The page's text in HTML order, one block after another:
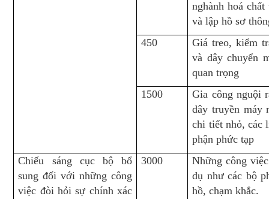
nghành hoá
và lập hồ sơ
450
Giá treo, kiểm
và dây chuyển
quan trọng
1500
Gia công nguội
dây truyền máy
chi tiết nhỏ, các
phận phức tạp
Chiếu sáng cục bộ bổ
sung đối với những công
việc đòi hỏi sự chính xác
3000
Những công
dụ như các bộ
hồ, chạm khắc.